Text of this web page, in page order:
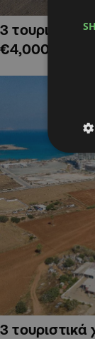
3 τουριστικά
€4,000,000
3